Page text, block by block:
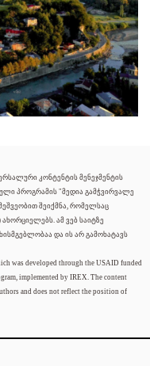
კონტენტის მენეჯმენტის
პროგრამის "მედია გამჭვირვალე
შეიქმნა, რომელსაც
ამ ვებ საიტზე
და ის არ გამოხატავს
was developed through the USAID funded
implemented by IREX. The content
and does not reflect the position of